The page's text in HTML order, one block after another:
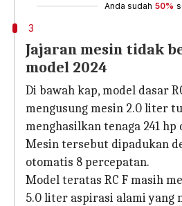
Anda sudah 50%
3
Jajaran mesin tidak
model 2024
Di bawah kap, model dasar
mengusung mesin 2.0 liter
menghasilkan tenaga 241 hp
Mesin tersebut dipadukan
otomatis 8 percepatan.
Model teratas RC F masih
5.0 liter aspirasi alami yang